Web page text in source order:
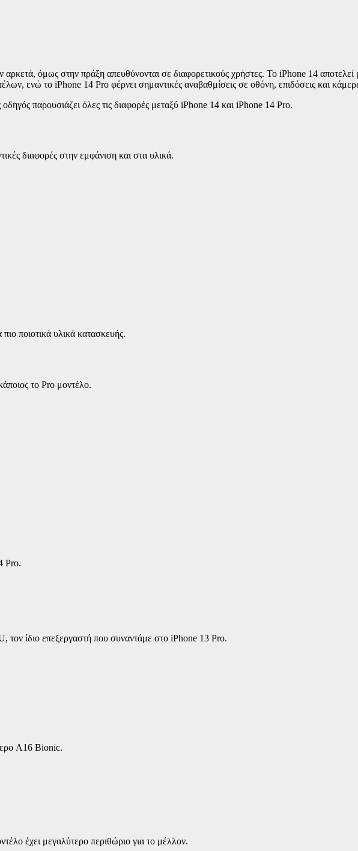
όμως στην πράξη απευθύνονται σε διαφορετικούς χρήστες. Το iPhone 14 αποτελεί
ενώ το iPhone 14 Pro φέρνει σημαντικές αναβαθμίσεις σε οθόνη, επιδόσεις και
παρουσιάζει όλες τις διαφορές μεταξύ iPhone 14 και iPhone 14 Pro.
διαφορές στην εμφάνιση και στα υλικά.
ποιοτικά υλικά κατασκευής.
το Pro μοντέλο.
Pro.
τον ίδιο επεξεργαστή που συναντάμε στο iPhone 13 Pro.
A16 Bionic.
έχει μεγαλύτερο περιθώριο για το μέλλον.